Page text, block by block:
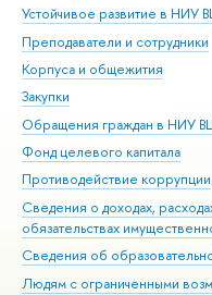
Устойчивое развитие в НИУ
Преподаватели и сотрудники
Корпуса и общежития
Закупки
Обращения граждан в НИУ
Фонд целевого капитала
Противодействие коррупции
Сведения о доходах,
обязательствах
Сведения об
Людям с ограниченными